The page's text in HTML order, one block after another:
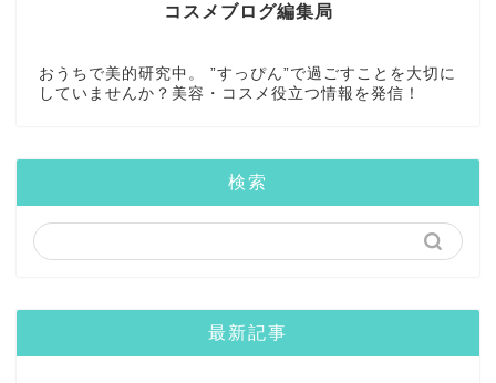
コスメブログ編集局
おうちで美的研究中。 ”すっぴん”で過ごすことを大切に
していませんか？美容・コスメ役立つ情報を発信！
検索
最新記事